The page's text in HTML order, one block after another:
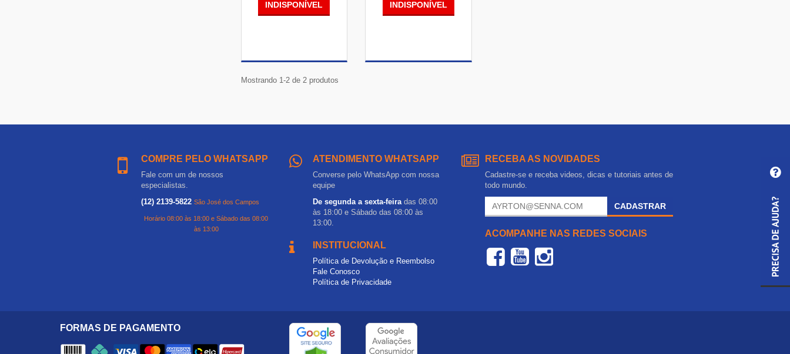
INDISPONÍVEL INDISPONÍVEL
Mostrando 1-2 de 2 produtos
COMPRE PELO WHATSAPP
Fale com um de nossos
especialistas.
(12) 2139-5822 São José dos Campos
Horário 08:00 às 18:00 e Sábado das 08:00
às 13:00
ATENDIMENTO WHATSAPP
Converse pelo WhatsApp com nossa
equipe
De segunda a sexta-feiradas 08:00
às 18:00 e Sábado das 08:00 às
13:00.
INSTITUCIONAL
Política de Devolução e Reembolso
Fale Conosco
Política de Privacidade
RECEBA AS NOVIDADES
Cadastre-se e receba videos, dicas e tutoriais antes de
todo mundo.
CADASTRAR
ACOMPANHE NAS REDES SOCIAIS
FORMAS DE PAGAMENTO